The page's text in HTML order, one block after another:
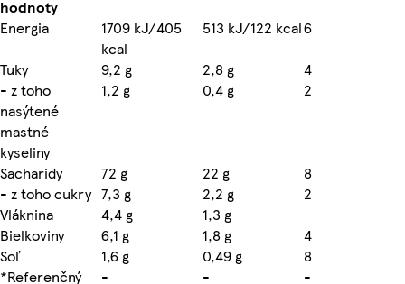
hodnoty
Energia
1709 kJ/405
kcal
513 kJ/122 kcal6
Tuky
9,2 g 2,8 g
4
- z toho
nasýtené
mastné
kyseliny
1,2 g 0,4 g 2
Sacharidy 72 g 22 g
8
- z toho cukry 7,3 g 2,2 g
2
Vláknina
4,4 g
1,3 g
Bielkoviny
6,1 g 1,8 g
4
Soľ
1,6 g 0,49 g
8
*Referenčný
- - -